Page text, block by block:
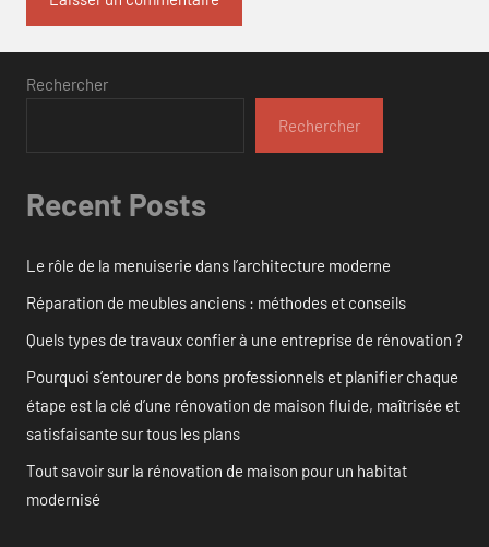
Rechercher
Rechercher
Recent Posts
Le rôle de la menuiserie dans l’architecture moderne
Réparation de meubles anciens : méthodes et conseils
Quels types de travaux confier à une entreprise de rénovation ?
Pourquoi s’entourer de bons professionnels et planifier chaque
étape est la clé d’une rénovation de maison fluide, maîtrisée et
satisfaisante sur tous les plans
Tout savoir sur la rénovation de maison pour un habitat
modernisé